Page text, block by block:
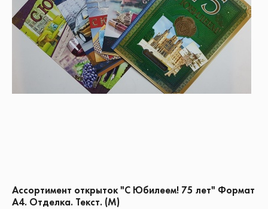
Ассортимент открыток "С Юбилеем! 75 лет" Формат
А4. Отделка. Текст. (М)